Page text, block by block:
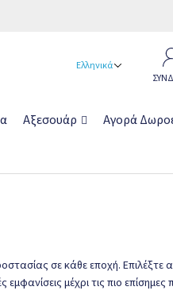
Ελληνικά
Αξεσουάρ Αγορά
σε κάθε εποχή. Επιλέξτε
μέχρι τις πιο επίσημες